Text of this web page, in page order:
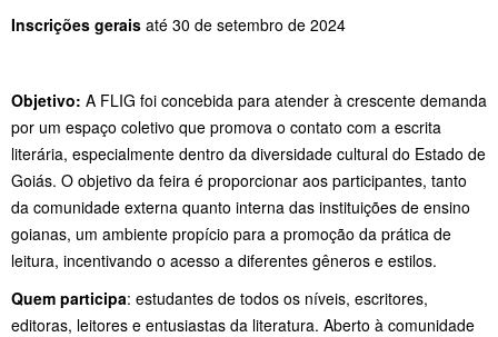
Inscrições gerais até 30 de setembro de 2024
Objetivo: A FLIG foi concebida para atender à crescente demanda
por um espaço coletivo que promova o contato com a escrita
literária, especialmente dentro da diversidade cultural do Estado de
Goiás. O objetivo da feira é proporcionar aos participantes, tanto
da comunidade externa quanto interna das instituições de ensino
goianas, um ambiente propício para a promoção da prática de
leitura, incentivando o acesso a diferentes gêneros e estilos.
Quem participa: estudantes de todos os níveis, escritores,
editoras, leitores e entusiastas da literatura. Aberto à comunidade